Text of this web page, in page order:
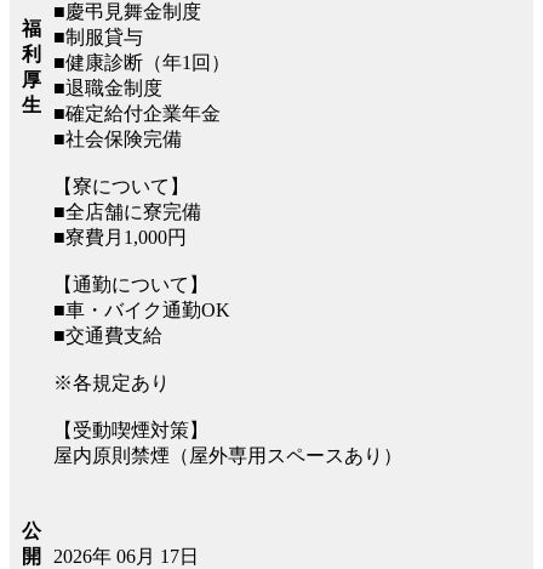
福
利
厚
生
■慶弔見舞金制度
■制服貸与
■健康診断（年1回）
■退職金制度
■確定給付企業年金
■社会保険完備
【寮について】
■全店舗に寮完備
■寮費月1,000円
【通勤について】
■車・バイク通勤OK
■交通費支給
※各規定あり
【受動喫煙対策】
屋内原則禁煙（屋外専用スペースあり）
公
開
2026年 06月 17日